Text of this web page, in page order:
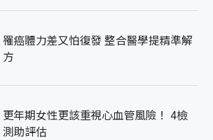
罹癌體力差又怕復發 整合醫學提精準解
方
更年期女性更該重視心血管風險！ 4檢
測助評估